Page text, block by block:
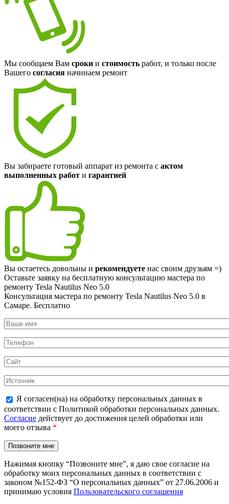
Мы сообщаем Вам сроки и стоимость работ, и только после
Вашего согласия начинаем ремонт
Вы забираете готовый аппарат из ремонта с актом
выполненных работ и гарантией
Вы остаетесь довольны и рекомендуете нас своим друзьям =)
Оставьте заявку на бесплатную консультацию мастера по
ремонту Tesla Nautilus Neo 5.0
Консультация мастера по ремонту Tesla Nautilus Neo 5.0 в
Самаре. Бесплатно
Я согласен(на) на обработку персональных данных в
соответствии с Политикой обработки персональных данных.
Согласие действует до достижения целей обработки или
моего отзыва *
Нажимая кнопку “Позвоните мне”, я даю свое согласие на
обработку моих персональных данных в соответствии с
законом №152-ФЗ “О персональных данных” от 27.06.2006 и
принимаю условия Пользовательского соглашения